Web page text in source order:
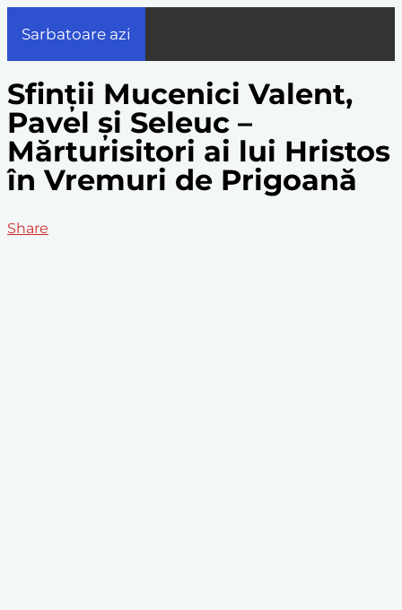
Sarbatoare azi
Sfinții Mucenici Valent,
Pavel și Seleuc –
Mărturisitori ai lui Hristos
în Vremuri de Prigoană
Share